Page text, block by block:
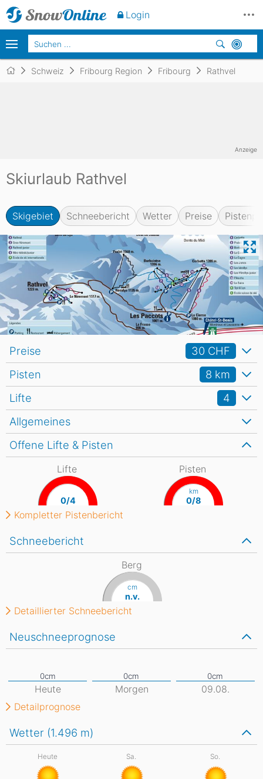
Schweiz Fribourg Region Fribourg Rathvel
Skiurlaub Rathvel
Skigebiet Schneebericht Wetter Preise
Anzeige
Allgemeines
Lifte 4
Pisten 8 km
Wetter (1.496 m)
Heute Sa. So.
Schneebericht
Berg
cm
n.v.
Detaillierter Schneebericht
Neuschneeprognose
Heute Morgen
09.08.
Detailprognose
Offene Lifte & Pisten
Lifte
0/4
Pisten
km
0/8
Kompletter Pistenbericht
Preise 30 CHF
Login